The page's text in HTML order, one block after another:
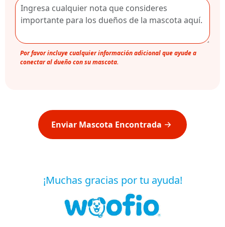
Por favor incluye cualquier información adicional que ayude a
conectar al dueño con su mascota.
Enviar Mascota Encontrada
¡Muchas gracias por tu ayuda!